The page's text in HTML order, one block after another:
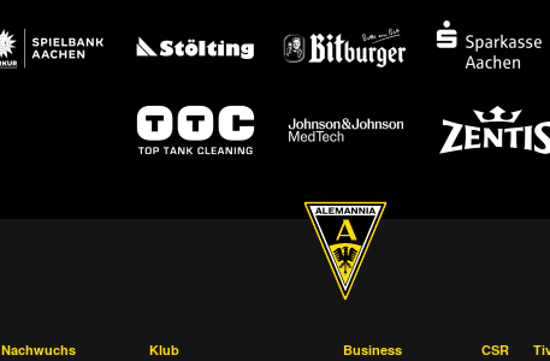
Nachwuchs
Klub
Business
CSR